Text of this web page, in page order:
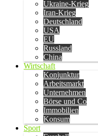
Ukraine-Krieg
Iran-Krieg
Deutschland
USA
EU
Russland
China
Wirtschaft
Konjunktur
Arbeitsmarkt
Unternehmen
Börse und Co
Immobilien
Konsum
Sport